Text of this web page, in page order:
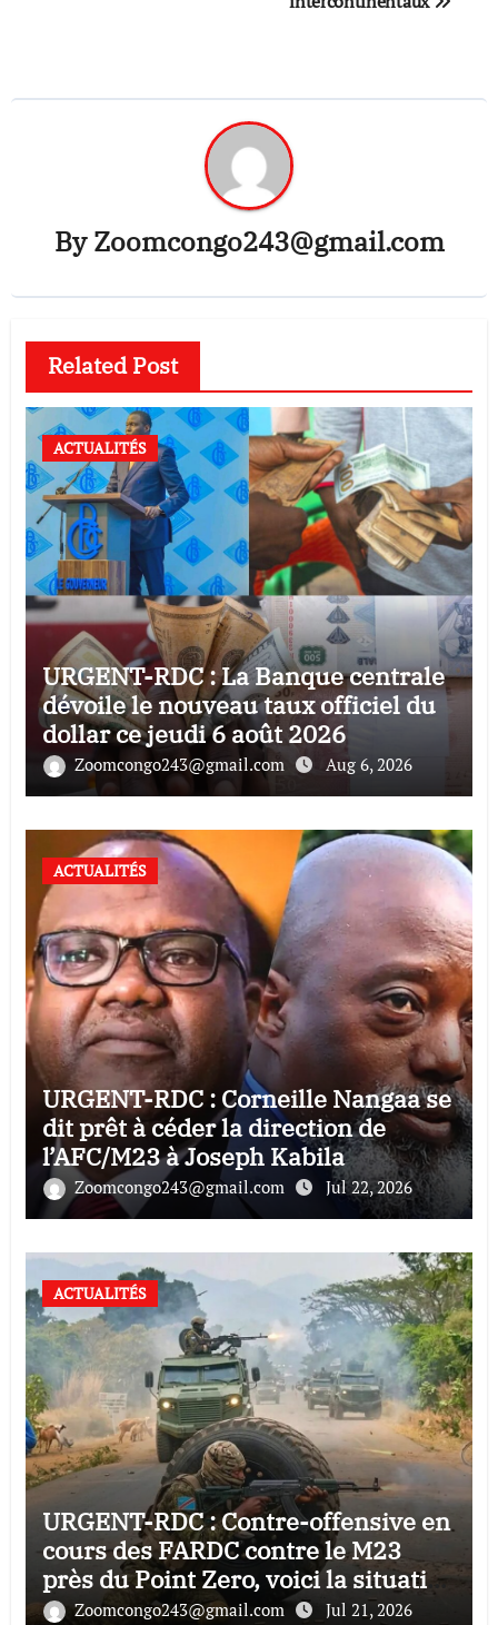
ByZoomcongo243@gmail.com
Related Post
ACTUALITÉS
URGENT-RDC : La Banque centrale
dévoile le nouveau taux officiel du
dollar ce jeudi 6 août 2026
Zoomcongo243@gmail.com Aug 6, 2026
ACTUALITÉS
URGENT-RDC : Corneille Nangaa se
dit prêt à céder la direction de
l’AFC/M23 à Joseph Kabila
Zoomcongo243@gmail.com Jul 22, 2026
ACTUALITÉS
URGENT-RDC : Contre-offensive en
cours des FARDC contre le M23
près du Point Zero, voici la situation
de ce soir
Zoomcongo243@gmail.com Jul 21, 2026